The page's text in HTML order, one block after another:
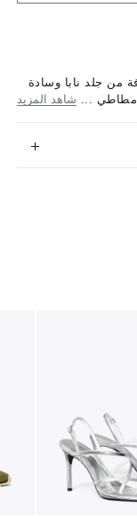
زخرفة من جلد نابا وسادة
مطاطي ... شاهد المزيد